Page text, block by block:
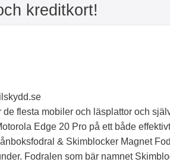
kreditkort!
de flesta mobiler och läsplattor och
Edge 20 Pro på ett både
& Skimblocker Magnet
Fodralen som bär namnet